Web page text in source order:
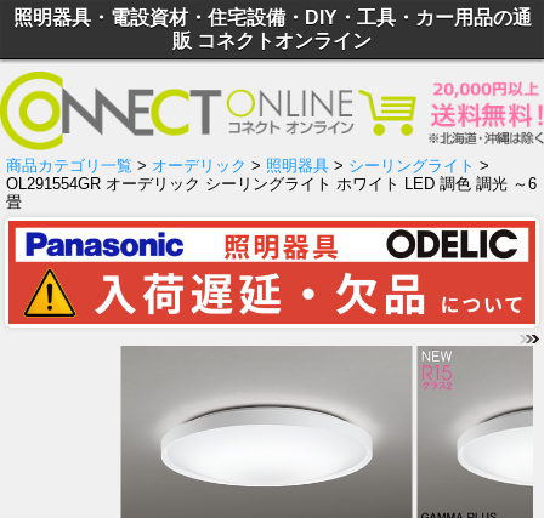
照明器具・電設資材・住宅設備・DIY・工具・カー用品の通
販 コネクトオンライン
商品カテゴリ一覧 > オーデリック > 照明器具 > シーリングライト >
OL291554GR オーデリック シーリングライト ホワイト LED 調色 調光 ～6
畳